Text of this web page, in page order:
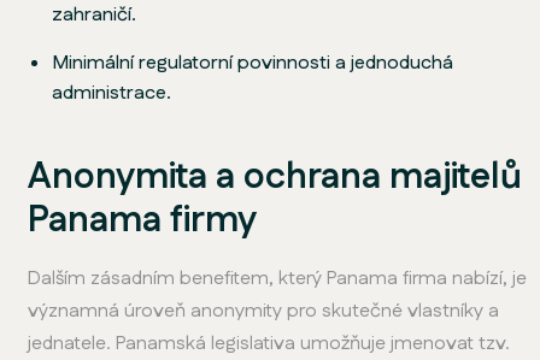
zahraničí.
Minimální regulatorní povinnosti a jednoduchá
administrace.
Anonymita a ochrana majitelů
Panama firmy
Dalším zásadním benefitem, který Panama firma nabízí, je
významná úroveň anonymity pro skutečné vlastníky a
jednatele. Panamská legislativa umožňuje jmenovat tzv.